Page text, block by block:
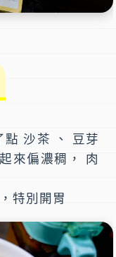
點 沙茶 、 豆芽
來偏濃稠， 肉
特別開胃